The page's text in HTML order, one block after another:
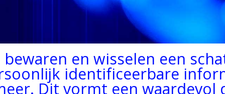
en wisselen een
identificeerbare
Dit vormt een